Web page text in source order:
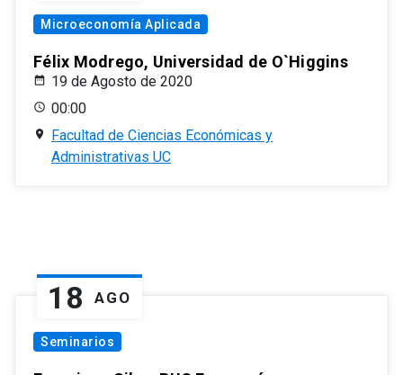
Microeconomía Aplicada
Félix Modrego, Universidad de O`Higgins
19 de Agosto de 2020
00:00
Facultad de Ciencias Económicas y
Administrativas UC
18 AGO
Seminarios